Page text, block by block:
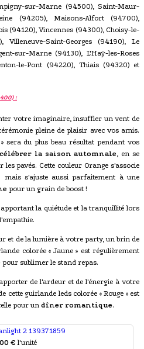
sur-Marne (94500), Saint-Maur-
(94205), Maisons-Alfort (94700),
(94120), Vincennes (94300), Choisy-le-
Saint-Georges (94190), Le
sur-Marne (94130), L'Haÿ-les-Roses
le-Pont (94220), Thiais (94320) et
:
votre imaginaire, insuffler un vent de
pleine de plaisir avec vos amis.
sera du plus beau résultat pendant vos
célébrer la saison automnale, en se
pavés. Cette couleur Orange s'associe
mais s'ajuste aussi parfaitement à une
pour un grain de boost !
la quiétude et la tranquillité lors
et de la lumière à votre party, un brin de
colorée « Jaune » est régulièrement
pour sublimer le stand repas.
de l'ardeur et de l'énergie à votre
cette guirlande leds colorée « Rouge » est
pour un dîner romantique.
€ l'unité